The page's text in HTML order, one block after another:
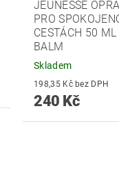
JEUNESSE
PRO
CESTÁCH 50
BALM
Skladem
198,35 Kč bez DPH
240 Kč